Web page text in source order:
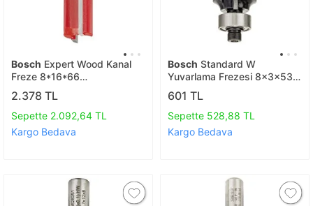
Bosch Expert Wood Kanal
Freze 8*16*66
Mm 2608629361
2.378 TL
Sepette 2.092,64 TL
Kargo Bedava
Bosch Standard W
Yuvarlama Frezesi 8x3x53
Mm 2608628344
601 TL
Sepette 528,88 TL
Kargo Bedava